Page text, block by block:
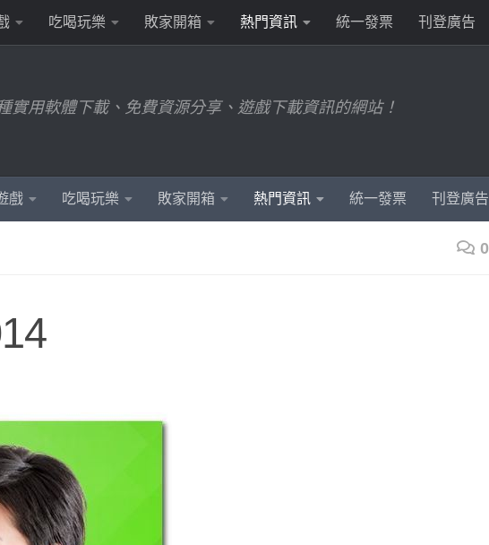
吃喝玩樂 敗家開箱 熱門資訊 統一發票 刊登廣告
實用軟體下載、免費資源分享、遊戲下載資訊的網站！
戲 吃喝玩樂 敗家開箱 熱門資訊 統一發票 刊登廣告
0